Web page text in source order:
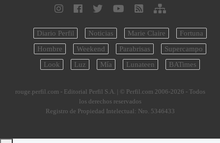
Diario Perfil Noticias Marie Claire
Fortuna
Hombre
Weekend Parabrisas
Supercampo
Look
Luz Mía Lunateen BATimes
rouge.perfil.com - Editorial Perfil S.A. | © Perfil.com 2006-2026 - Todos
los derechos reservados
Registro de Propiedad Intelectual: Nro. 5346433